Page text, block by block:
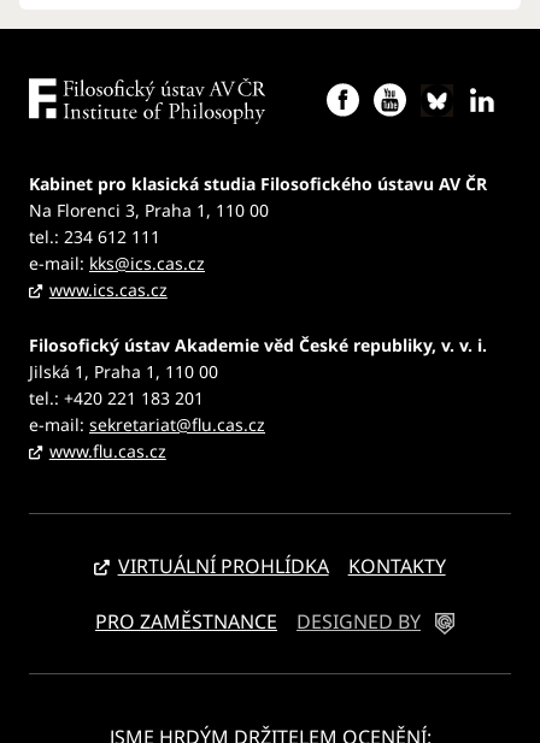
Kabinet pro klasická studia Filosofického ústavu AV ČR
Na Florenci 3, Praha 1, 110 00
tel.: 234 612 111
e-mail: kks@ics.cas.cz
www.ics.cas.cz
Filosofický ústav Akademie věd České republiky, v. v. i.
Jilská 1, Praha 1, 110 00
tel.: +420 221 183 201
e-mail: sekretariat@flu.cas.cz
www.flu.cas.cz
VIRTUÁLNÍ PROHLÍDKA KONTAKTY
PRO ZAMĚSTNANCE DESIGNED BY
JSME HRDÝM DRŽITELEM OCENĚNÍ: